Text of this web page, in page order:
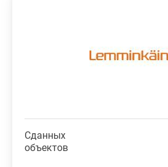
Сданных
объектов